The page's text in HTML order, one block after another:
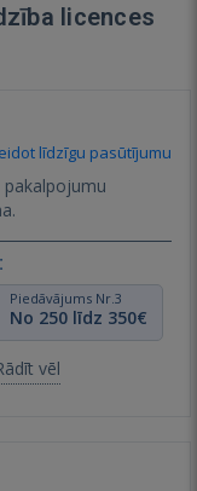
licences
līdzīgu pasūtījumu
pakalpojumu
Piedāvājums Nr.3
No 250 līdz 350€
vēl